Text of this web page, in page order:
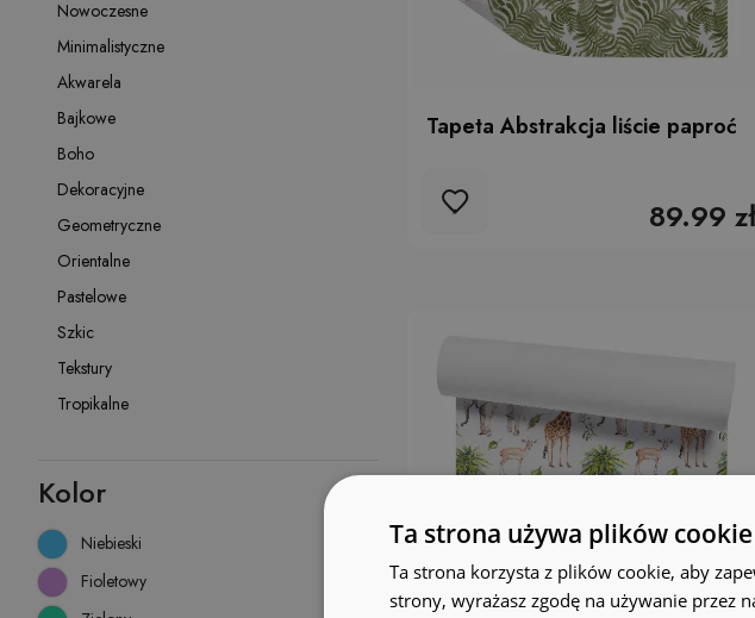
Nowoczesne
Minimalistyczne
Akwarela
Bajkowe
Boho
Dekoracyjne
Geometryczne
Orientalne
Pastelowe
Szkic
Tekstury
Tropikalne
Kolor
Niebieski
Fioletowy
Tapeta Abstrakcja liście paproć
89.99 zł
Ta strona używa plików cookie
Ta strona korzysta z plików cookie, aby
strony, wyrażasz zgodę na używanie przez